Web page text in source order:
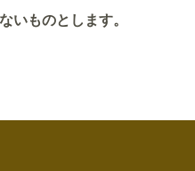
いものとします。